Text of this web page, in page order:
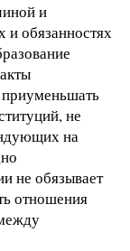
и
и обязанностях
не
на
не обязывает
отношения